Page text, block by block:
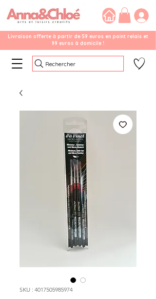
Livraison offerte à partir de 59 euros en point relais et
99 euros à domicile !
Rechercher
SKU : 4017505985974